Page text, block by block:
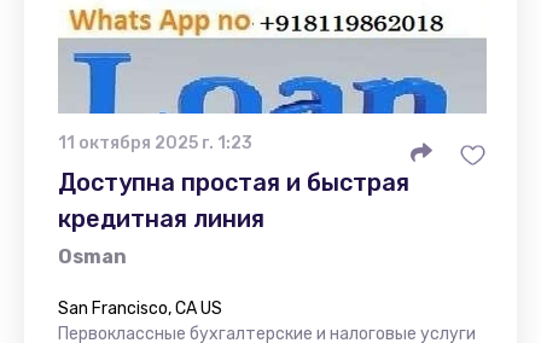
11 октября 2025 г. 1:23
Доступна простая и быстрая
кредитная линия
Osman
San Francisco, CA US
Первоклассные бухгалтерские и налоговые услуги